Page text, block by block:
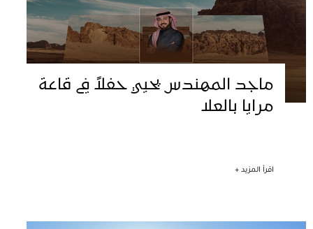
ماجد المهندس يحيي حفلاً في قاعة
مرايا بالعلا
اقرأ المزيد +